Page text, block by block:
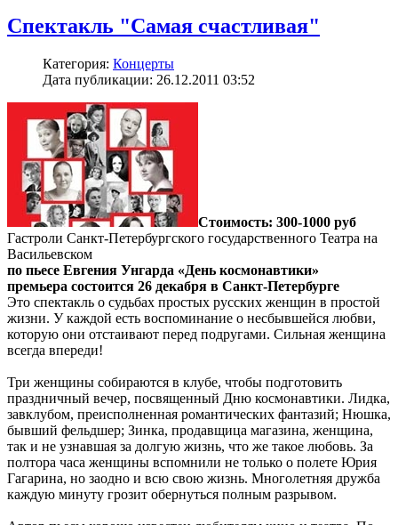
Cпектакль "Самая счастливая"
Категория: Концерты
Дата публикации: 26.12.2011 03:52
Стоимость: 300-1000 руб
Гастроли Санкт-Петербургского государственного Театра на
Васильевском
по пьесе Евгения Унгарда «День космонавтики»
премьера состоится 26 декабря в Санкт-Петербурге
Это спектакль о судьбах простых русских женщин в простой
жизни. У каждой есть воспоминание о несбывшейся любви,
которую они отстаивают перед подругами. Сильная женщина
всегда впереди!
Три женщины собираются в клубе, чтобы подготовить
праздничный вечер, посвященный Дню космонавтики. Лидка,
завклубом, преисполненная романтических фантазий; Нюшка,
бывший фельдшер; Зинка, продавщица магазина, женщина,
так и не узнавшая за долгую жизнь, что же такое любовь. За
полтора часа женщины вспомнили не только о полете Юрия
Гагарина, но заодно и всю свою жизнь. Многолетняя дружба
каждую минуту грозит обернуться полным разрывом.